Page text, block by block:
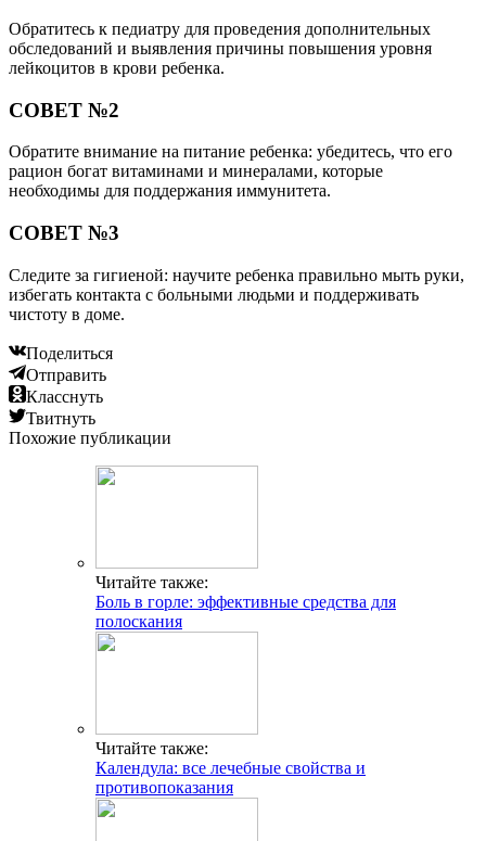
Обратитесь к педиатру для проведения дополнительных
обследований и выявления причины повышения уровня
лейкоцитов в крови ребенка.
СОВЕТ №2
Обратите внимание на питание ребенка: убедитесь, что его
рацион богат витаминами и минералами, которые
необходимы для поддержания иммунитета.
СОВЕТ №3
Следите за гигиеной: научите ребенка правильно мыть руки,
избегать контакта с больными людьми и поддерживать
чистоту в доме.
Поделиться
Отправить
Класснуть
Твитнуть
Похожие публикации
Читайте также:
Боль в горле: эффективные средства для
полоскания
Читайте также:
Календула: все лечебные свойства и
противопоказания